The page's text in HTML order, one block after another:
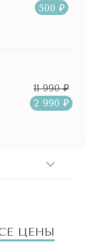
500 ₽
11 990 ₽
2 990 ₽
ЦЕНЫ